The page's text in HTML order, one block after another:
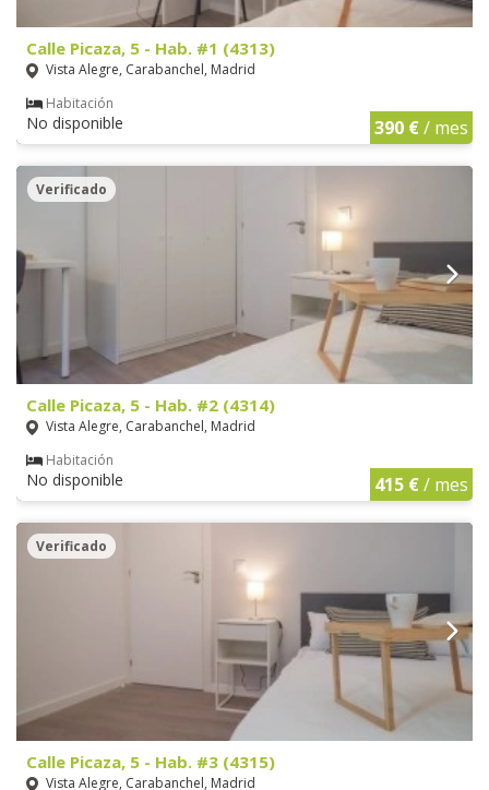
Calle Picaza, 5 - Hab. #1 (4313)
Vista Alegre, Carabanchel, Madrid
Habitación
No disponible 390 €/ mes
Verificado
Calle Picaza, 5 - Hab. #2 (4314)
Vista Alegre, Carabanchel, Madrid
Habitación
No disponible 415 €/ mes
Verificado
Calle Picaza, 5 - Hab. #3 (4315)
Vista Alegre, Carabanchel, Madrid